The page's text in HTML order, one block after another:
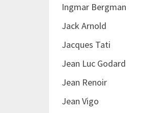
Ingmar Bergman
Jack Arnold
Jacques Tati
Jean Luc Godard
Jean Renoir
Jean Vigo